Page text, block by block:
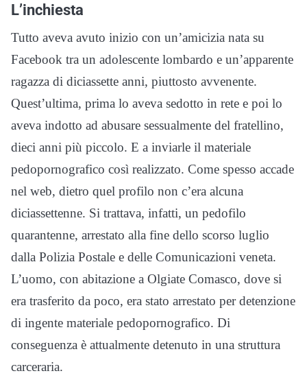
L’inchiesta
Tutto aveva avuto inizio con un’amicizia nata su
Facebook tra un adolescente lombardo e un’apparente
ragazza di diciassette anni, piuttosto avvenente.
Quest’ultima, prima lo aveva sedotto in rete e poi lo
aveva indotto ad abusare sessualmente del fratellino,
dieci anni più piccolo. E a inviarle il materiale
pedopornografico così realizzato. Come spesso accade
nel web, dietro quel profilo non c’era alcuna
diciassettenne. Si trattava, infatti, un pedofilo
quarantenne, arrestato alla fine dello scorso luglio
dalla Polizia Postale e delle Comunicazioni veneta.
L’uomo, con abitazione a Olgiate Comasco, dove si
era trasferito da poco, era stato arrestato per detenzione
di ingente materiale pedopornografico. Di
conseguenza è attualmente detenuto in una struttura
carceraria.